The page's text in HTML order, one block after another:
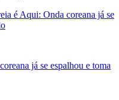
é Aqui: Onda coreana já se
já se espalhou e toma